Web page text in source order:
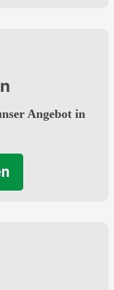
Angebot in